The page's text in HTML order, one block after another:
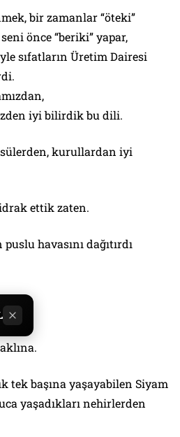
bir zamanlar “öteki”
önce “beriki” yapar,
sıfatların Üretim Dairesi
iyi bilirdik bu dili.
kurullardan iyi
ettik zaten.
havasını dağıtırdı
tek başına yaşayabilen Siyam
yaşadıkları nehirlerden